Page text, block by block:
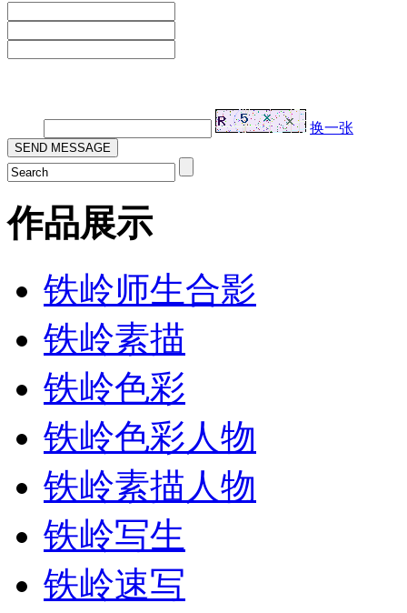
换一张
作品展示
铁岭师生合影
铁岭素描
铁岭色彩
铁岭色彩人物
铁岭素描人物
铁岭写生
铁岭速写